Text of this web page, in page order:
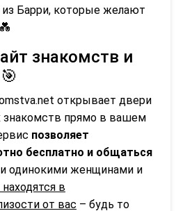
Барри, которые желают
знакомств и
открывает двери
знакомств прямо в вашем
позволяет
бесплатно и общаться
одинокими женщинами и
в
от вас – будь то